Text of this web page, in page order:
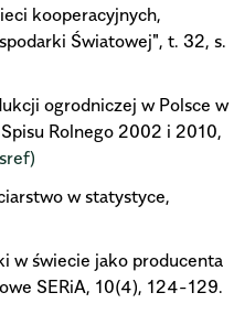
kooperacyjnych,
Światowej", t. 32, s.
ogrodniczej w Polsce w
Rolnego 2002 i 2010,
w statystyce,
w świecie jako producenta
SERiA, 10(4), 124-129.